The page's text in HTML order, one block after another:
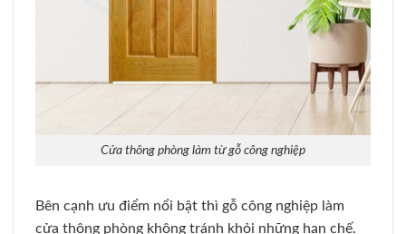
Cửa thông phòng làm từ gỗ công nghiệp
Bên cạnh ưu điểm nổi bật thì gỗ công nghiệp làm
cửa thông phòng không tránh khỏi những hạn chế.